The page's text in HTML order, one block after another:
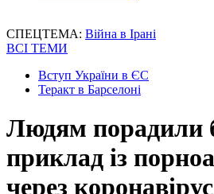
СПЕЦТЕМА: Війна в Ірані
ВСІ ТЕМИ
Вступ України в ЄС
Теракт в Барселоні
Людям порадили
приклад із
через коронавірус